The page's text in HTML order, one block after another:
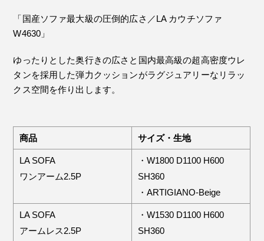
「国産ソファ最大級の圧倒的広さ／LA カウチソファ
W4630」
ゆったりとした奥行きの広さと国内最高級の超高密度ウレ
タンを採用した弾力クッションがラグジュアリーなリラッ
クス空間を作り出します。
商品 サイズ・生地
LA SOFA
ワンアーム2.5P
・W1800 D1100 H600
SH360
・ARTIGIANO-Beige
LA SOFA
アームレス2.5P
・W1530 D1100 H600
SH360